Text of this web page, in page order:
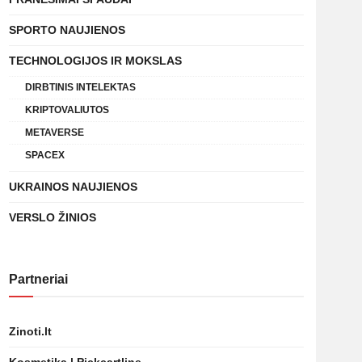
SPORTO NAUJIENOS
TECHNOLOGIJOS IR MOKSLAS
DIRBTINIS INTELEKTAS
KRIPTOVALIUTOS
METAVERSE
SPACEX
UKRAINOS NAUJIENOS
VERSLO ŽINIOS
Partneriai
Zinoti.lt